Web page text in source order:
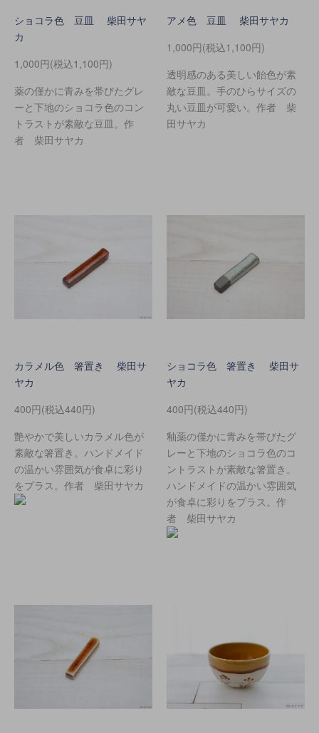
ショコラ色 豆皿 柴田サヤ
カ
1,000円(税込1,100円)
薬の僅かに青みを帯びたグレ
ーと下地のショコラ色のコン
トラストが素敵な豆皿。作
者 柴田サヤカ
アメ色 豆皿 柴田サヤカ
1,000円(税込1,100円)
透明感のある美しい飴色が素
敵な豆皿。手のひらサイズの
丸い豆皿が可愛い。作者 柴
田サヤカ
カラメル色 箸置き 柴田サ
ヤカ
400円(税込440円)
艶やかで美しいカラメル色が
素敵な箸置き。ハンドメイド
の温かい雰囲気が食卓に彩り
をプラス。作者 柴田サヤカ
ショコラ色 箸置き 柴田サ
ヤカ
400円(税込440円)
釉薬の僅かに青みを帯びたグ
レーと下地のショコラ色のコ
ントラストが素敵な箸置き。
ハンドメイドの温かい雰囲気
が食卓に彩りをプラス。作
者 柴田サヤカ